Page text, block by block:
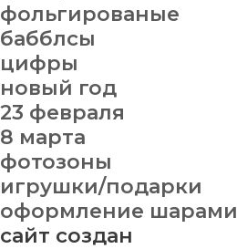
фольгированые
бабблсы
цифры
новый год
23 февраля
8 марта
фотозоны
игрушки/подарки
оформление шарами
сайт создан